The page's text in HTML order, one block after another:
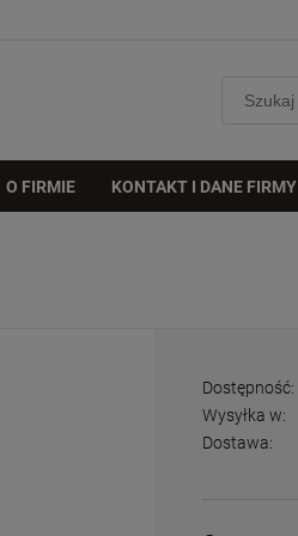
O FIRMIE KONTAKT I DANE FIRMY
Dostępność:
Wysyłka w:
Dostawa: